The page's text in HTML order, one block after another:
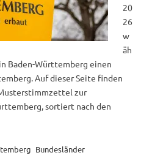
20
26
w
äh
Baden-Württemberg einen
Auf dieser Seite finden
zur
sortiert nach den
Bundesländer